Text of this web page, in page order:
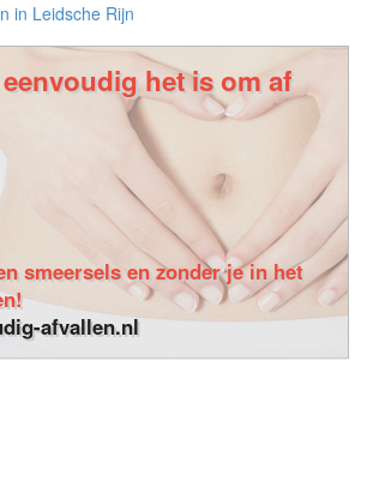
in Leidsche Rijn
het is om af
smeersels en zonder je in het
afvallen.nl